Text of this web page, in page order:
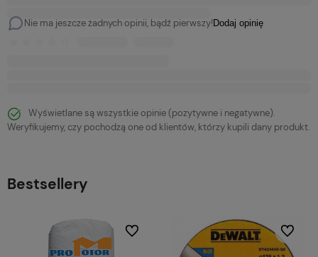
Nie ma jeszcze żadnych opinii, bądź pierwszy! Dodaj opinię
Wyświetlane są wszystkie opinie (pozytywne i negatywne).
Weryfikujemy, czy pochodzą one od klientów, którzy kupili dany produkt.
Bestsellery
Do ulubionych Do